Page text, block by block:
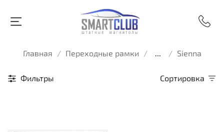
Главная Переходные рамки ... Sienna
Фильтры Сортировка